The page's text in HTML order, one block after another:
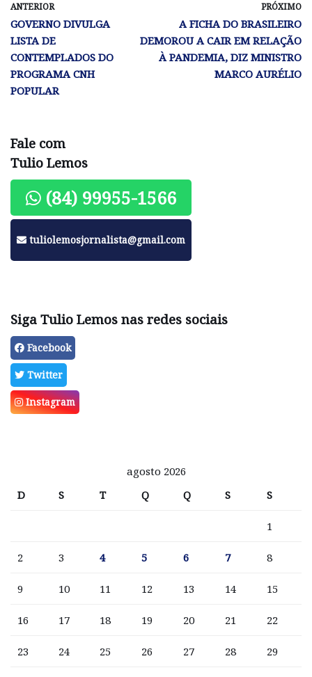
ANTERIOR
GOVERNO DIVULGA
LISTA DE
CONTEMPLADOS DO
PROGRAMA CNH
POPULAR
PRÓXIMO
A FICHA DO BRASILEIRO
DEMOROU A CAIR EM RELAÇÃO
À PANDEMIA, DIZ MINISTRO
MARCO AURÉLIO
Fale com
Tulio Lemos
(84) 99955-1566
tuliolemosjornalista@gmail.com
Siga Tulio Lemos nas redes sociais
Facebook
Twitter
Instagram
agosto 2026
D
S T Q Q S S
1
2 3 4 5 6 7 8
9 10 11 12 13 14 15
16 17 18 19 20 21 22
23 24 25 26 27 28 29